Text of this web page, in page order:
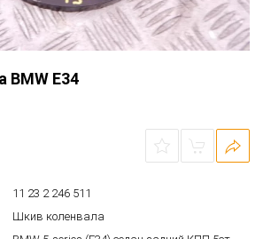
BMW E34
11 23 2 246 511
Шкив коленвала